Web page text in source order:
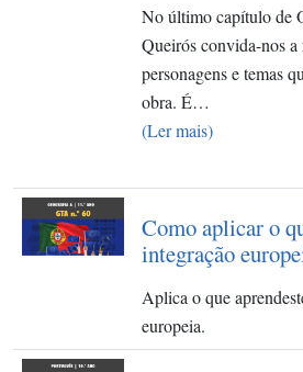
No último capítulo de
Queirós convida-nos a
personagens e temas
obra. É…
(Ler mais)
Como aplicar o
integração
Aplica o que
europeia.